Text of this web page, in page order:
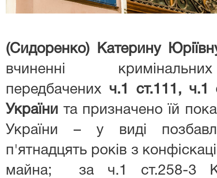
(Сидоренко) Катерину
вчиненні
передбачених ч.1 ст.111, ч.1
України та призначено їй
України – у виді
п'ятнадцять років з
майна; за ч.1 ст.258-3